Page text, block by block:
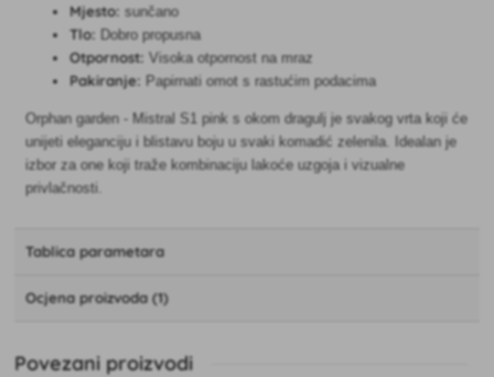
Mjesto: sunčano
Tlo: Dobro propusna
Otpornost: Visoka otpornost na mraz
Pakiranje: Papirnati omot s rastućim podacima
Orphan garden - Mistral S1 pink s okom dragulj je svakog vrta koji će
unijeti eleganciju i blistavu boju u svaki komadić zelenila. Idealan je
izbor za one koji traže kombinaciju lakoće uzgoja i vizualne
privlačnosti.
Tablica parametara
Ocjena proizvoda (1)
Povezani proizvodi